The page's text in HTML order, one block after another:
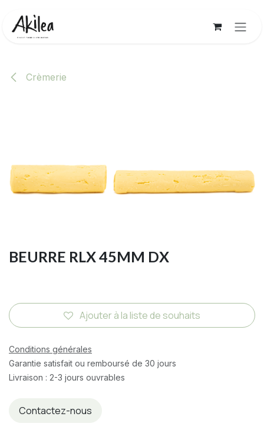
Crèmerie
BEURRE RLX 45MM DX
Ajouter à la liste de souhaits
Conditions générales
Garantie satisfait ou remboursé de 30 jours
Livraison : 2-3 jours ouvrables
Contactez-nous